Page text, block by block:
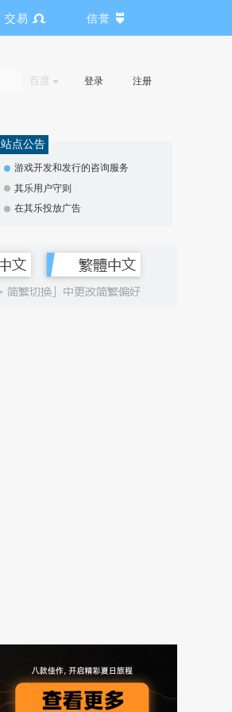
交易 信誉
百度 登录 注册
站点公告
游戏开发和发行的咨询服务
其乐用户守则
在其乐投放广告